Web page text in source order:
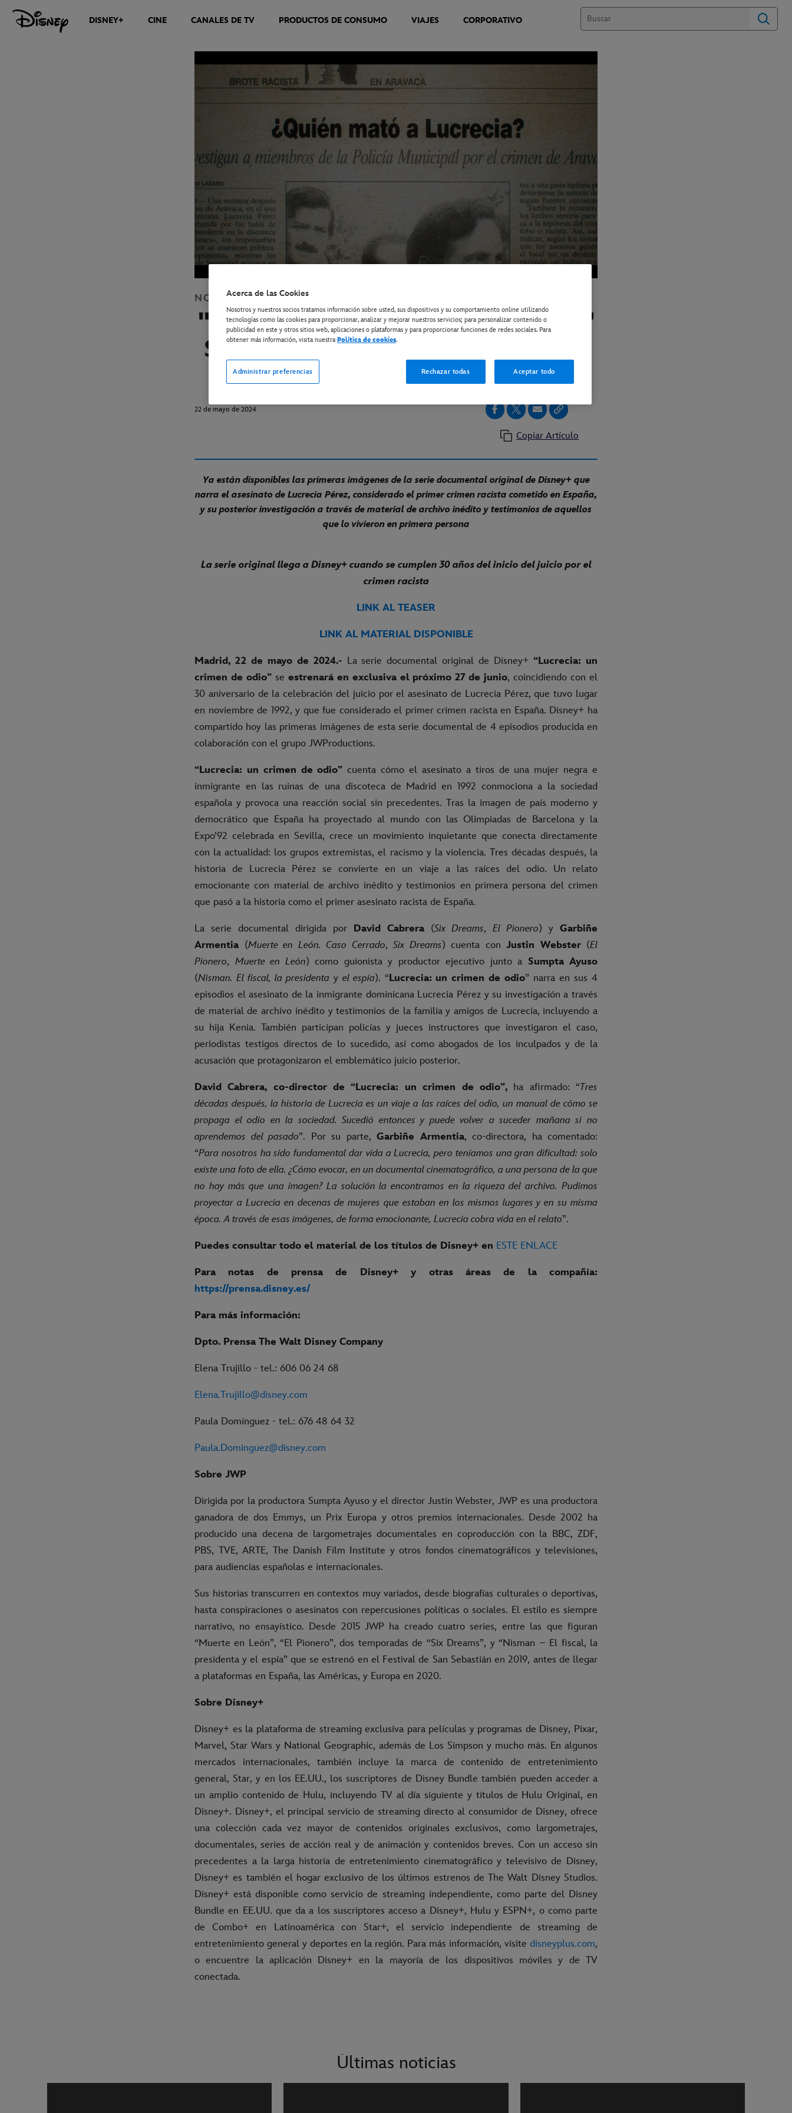
DISNEY+ CINE CANALES DE TV PRODUCTOS DE CONSUMO VIAJES CORPORATIVO
NOTICIAS DISNEY+
"LUCRECIA: UN CRIMEN DE ODIO"
SE ESTRENARÁ EN EXCLUSIVA EN
DISNEY+ EL 27 DE JUNIO
22 de mayo de 2024
Copiar Artículo
Ya están disponibles las primeras imágenes de la serie documental original de Disney+ que
narra el asesinato de Lucrecia Pérez, considerado el primer crimen racista cometido en España,
y su posterior investigación a través de material de archivo inédito y testimonios de aquellos
que lo vivieron en primera persona
La serie original llega a Disney+ cuando se cumplen 30 años del inicio del juicio por el
crimen racista
LINK AL TEASER
LINK AL MATERIAL DISPONIBLE
Madrid, 22 de mayo de 2024.- La serie documental original de Disney+ “Lucrecia: un
crimen de odio” se estrenará en exclusiva el próximo 27 de junio, coincidiendo con el
30 aniversario de la celebración del juicio por el asesinato de Lucrecia Pérez, que tuvo lugar
en noviembre de 1992, y que fue considerado el primer crimen racista en España. Disney+ ha
compartido hoy las primeras imágenes de esta serie documental de 4 episodios producida en
colaboración con el grupo JWProductions.
“Lucrecia: un crimen de odio” cuenta cómo el asesinato a tiros de una mujer negra e
inmigrante en las ruinas de una discoteca de Madrid en 1992 conmociona a la sociedad
española y provoca una reacción social sin precedentes. Tras la imagen de país moderno y
democrático que España ha proyectado al mundo con las Olimpiadas de Barcelona y la
Expo’92 celebrada en Sevilla, crece un movimiento inquietante que conecta directamente
con la actualidad: los grupos extremistas, el racismo y la violencia. Tres décadas después, la
historia de Lucrecia Pérez se convierte en un viaje a las raíces del odio. Un relato
emocionante con material de archivo inédito y testimonios en primera persona del crimen
que pasó a la historia como el primer asesinato racista de España.
La serie documental dirigida por David Cabrera (Six Dreams, El Pionero) y Garbiñe
Armentia (Muerte en León. Caso Cerrado,Six Dreams) cuenta con Justin Webster(El
Pionero, Muerte en León) como guionista y productor ejecutivo junto a Sumpta Ayuso
(Nisman. El fiscal, la presidentay el espía). “Lucrecia: un crimen de odio” narra en sus 4
episodios el asesinato de la inmigrante dominicana Lucrecia Pérez y su investigación a través
de material de archivo inédito y testimonios de la familia y amigos de Lucrecia, incluyendo a
su hija Kenia. También participan policías y jueces instructores que investigaron el caso,
periodistas testigos directos de lo sucedido, así como abogados de los inculpados y de la
acusación que protagonizaron el emblemático juicio posterior.
David Cabrera, co-director de “Lucrecia: un crimen de odio”, ha afirmado: “Tres
décadas después, la historia de Lucrecia es un viaje a las raíces del odio, un manual de cómo se
propaga el odio en la sociedad. Sucedió entonces y puede volver a suceder mañana si no
aprendemos del pasado”. Por su parte, Garbiñe Armentia, co-directora, ha comentado:
“Para nosotros ha sido fundamental dar vida a Lucrecia, pero teníamos una gran dificultad: solo
existe una foto de ella. ¿Cómo evocar, en un documental cinematográfico, a una persona de la que
no hay más que una imagen? La solución la encontramos en la riqueza del archivo. Pudimos
proyectar a Lucrecia en decenas de mujeres que estaban en los mismos lugares y en su misma
época. A través de esas imágenes, de forma emocionante, Lucrecia cobra vida en el relato”.
Puedes consultar todo el material de los títulos de Disney+ en ESTE ENLACE
Para notas de prensa de Disney+ y otras áreas de la compañía:
https://prensa.disney.es/
Para más información:
Dpto. Prensa The Walt Disney Company
Elena Trujillo - tel.: 606 06 24 68
Elena.Trujillo@disney.com
Paula Domínguez - tel.: 676 48 64 32
Paula.Dominguez@disney.com
Sobre JWP
Dirigida por la productora Sumpta Ayuso y el director Justin Webster, JWP es una productora
ganadora de dos Emmys, un Prix Europa y otros premios internacionales. Desde 2002 ha
producido una decena de largometrajes documentales en coproducción con la BBC, ZDF,
PBS, TVE, ARTE, The Danish Film Institute y otros fondos cinematográficos y televisiones,
para audiencias españolas e internacionales.
Sus historias transcurren en contextos muy variados, desde biografías culturales o deportivas,
hasta conspiraciones o asesinatos con repercusiones políticas o sociales. El estilo es siempre
narrativo, no ensayístico. Desde 2015 JWP ha creado cuatro series, entre las que figuran
“Muerte en León”, “El Pionero”, dos temporadas de “Six Dreams”, y “Nisman – El fiscal, la
presidenta y el espía” que se estrenó en el Festival de San Sebastián en 2019, antes de llegar
a plataformas en España, las Américas, y Europa en 2020.
Sobre Disney+
Disney+ es la plataforma de streaming exclusiva para películas y programas de Disney, Pixar,
Marvel, Star Wars y National Geographic, además de Los Simpson y mucho más. En algunos
mercados internacionales, también incluye la marca de contenido de entretenimiento
general, Star, y en los EE.UU., los suscriptores de Disney Bundle también pueden acceder a
un amplio contenido de Hulu, incluyendo TV al día siguiente y títulos de Hulu Original, en
Disney+. Disney+, el principal servicio de streaming directo al consumidor de Disney, ofrece
una colección cada vez mayor de contenidos originales exclusivos, como largometrajes,
documentales, series de acción real y de animación y contenidos breves. Con un acceso sin
precedentes a la larga historia de entretenimiento cinematográfico y televisivo de Disney,
Disney+ es también el hogar exclusivo de los últimos estrenos de The Walt Disney Studios.
Disney+ está disponible como servicio de streaming independiente, como parte del Disney
Bundle en EE.UU. que da a los suscriptores acceso a Disney+, Hulu y ESPN+, o como parte
de Combo+ en Latinoamérica con Star+, el servicio independiente de streaming de
entretenimiento general y deportes en la región. Para más información, visite disneyplus.com,
o encuentre la aplicación Disney+ en la mayoría de los dispositivos móviles y de TV
conectada.
Últimas noticias
Acerca de las Cookies
Nosotros y nuestros socios tratamos información sobre usted, sus dispositivos y su comportamiento online utilizando
tecnologías como las cookies para proporcionar, analizar y mejorar nuestros servicios; para personalizar contenido o
publicidad en este y otros sitios web, aplicaciones o plataformas y para proporcionar funciones de redes sociales. Para
obtener más información, visita nuestraPolítica de cookies.
Administrar preferencias Rechazar todas Aceptar todo